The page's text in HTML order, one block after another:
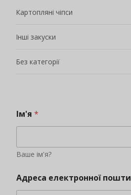
Картопляні чіпси
Інші закуски
Без категорії
Ім'я *
Ваше ім'я?
Адреса електронної пошти